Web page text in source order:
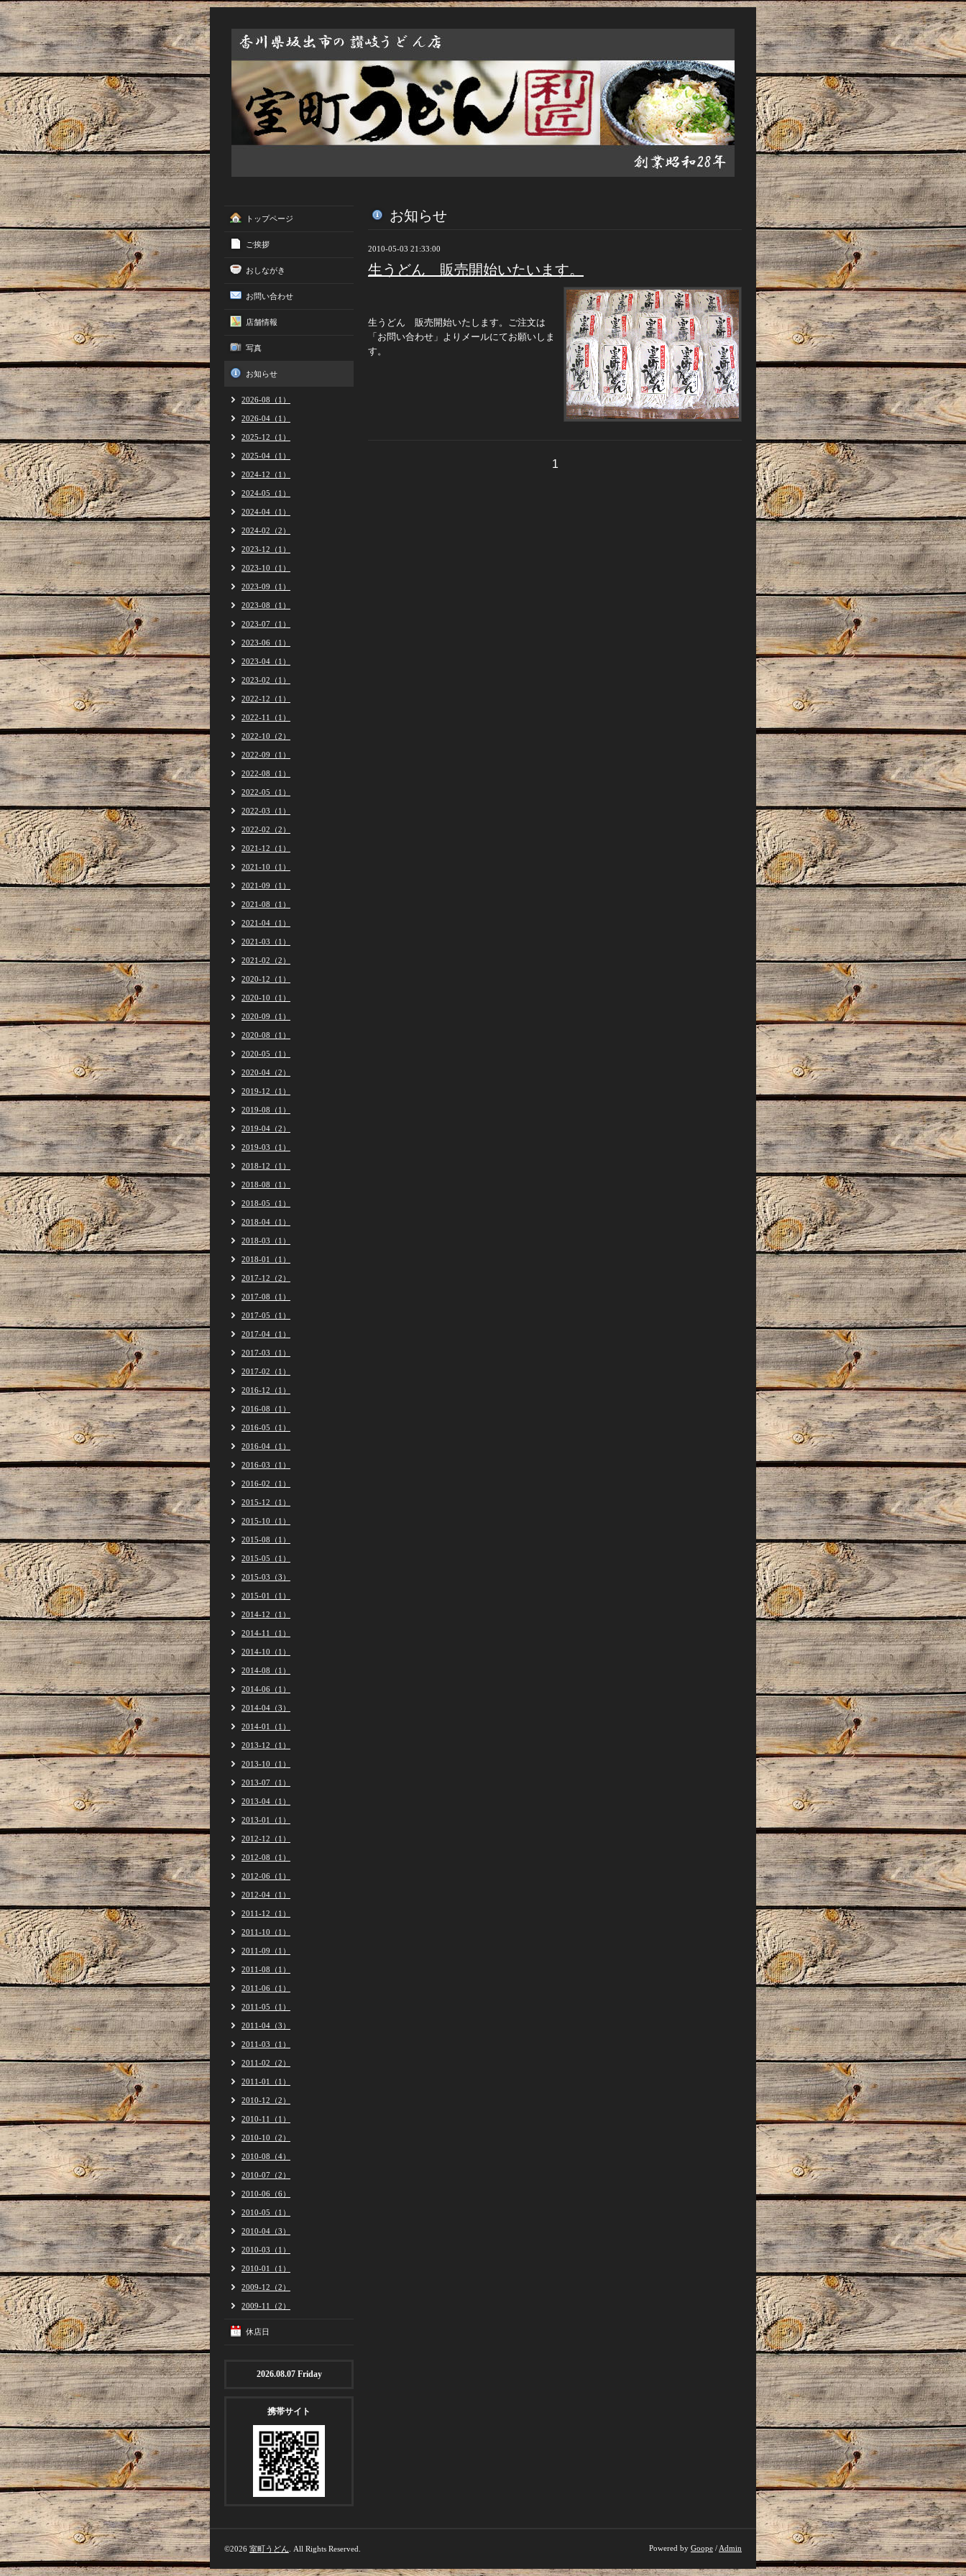
お知らせ
2010-05-03 21:33:00
生うどん 販売開始いたいます。
生うどん 販売開始いたします。ご注文は
「お問い合わせ」よりメールにてお願いしま
す。
1
トップページ
ご挨拶
おしながき
お問い合わせ
店舗情報
写真
お知らせ
2026-08（1）
2026-04（1）
2025-12（1）
2025-04（1）
2024-12（1）
2024-05（1）
2024-04（1）
2024-02（2）
2023-12（1）
2023-10（1）
2023-09（1）
2023-08（1）
2023-07（1）
2023-06（1）
2023-04（1）
2023-02（1）
2022-12（1）
2022-11（1）
2022-10（2）
2022-09（1）
2022-08（1）
2022-05（1）
2022-03（1）
2022-02（2）
2021-12（1）
2021-10（1）
2021-09（1）
2021-08（1）
2021-04（1）
2021-03（1）
2021-02（2）
2020-12（1）
2020-10（1）
2020-09（1）
2020-08（1）
2020-05（1）
2020-04（2）
2019-12（1）
2019-08（1）
2019-04（2）
2019-03（1）
2018-12（1）
2018-08（1）
2018-05（1）
2018-04（1）
2018-03（1）
2018-01（1）
2017-12（2）
2017-08（1）
2017-05（1）
2017-04（1）
2017-03（1）
2017-02（1）
2016-12（1）
2016-08（1）
2016-05（1）
2016-04（1）
2016-03（1）
2016-02（1）
2015-12（1）
2015-10（1）
2015-08（1）
2015-05（1）
2015-03（3）
2015-01（1）
2014-12（1）
2014-11（1）
2014-10（1）
2014-08（1）
2014-06（1）
2014-04（3）
2014-01（1）
2013-12（1）
2013-10（1）
2013-07（1）
2013-04（1）
2013-01（1）
2012-12（1）
2012-08（1）
2012-06（1）
2012-04（1）
2011-12（1）
2011-10（1）
2011-09（1）
2011-08（1）
2011-06（1）
2011-05（1）
2011-04（3）
2011-03（1）
2011-02（2）
2011-01（1）
2010-12（2）
2010-11（1）
2010-10（2）
2010-08（4）
2010-07（2）
2010-06（6）
2010-05（1）
2010-04（3）
2010-03（1）
2010-01（1）
2009-12（2）
2009-11（2）
休店日
2026.08.07 Friday
携帯サイト
©2026 室町うどん . All Rights Reserved. Powered by Goope / Admin